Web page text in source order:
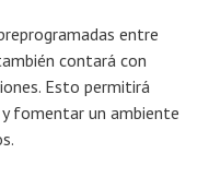
entre
contará con
Esto permitirá
fomentar un ambiente